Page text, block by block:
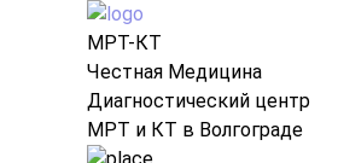
МРТ-КТ
Честная Медицина
Диагностический центр
МРТ и КТ в Волгограде